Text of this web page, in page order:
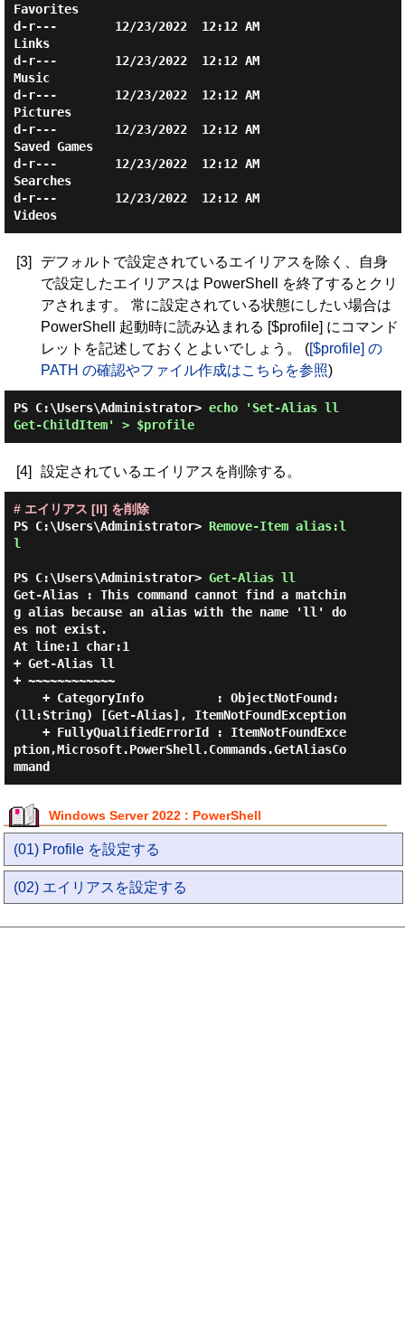
Favorites
d-r---        12/23/2022  12:12 AM
Links
d-r---        12/23/2022  12:12 AM
Music
d-r---        12/23/2022  12:12 AM
Pictures
d-r---        12/23/2022  12:12 AM
Saved Games
d-r---        12/23/2022  12:12 AM
Searches
d-r---        12/23/2022  12:12 AM
Videos
[3]
デフォルトで設定されているエイリアスを除く、自身
で設定したエイリアスは PowerShell を終了するとクリ
アされます。 常に設定されている状態にしたい場合は
PowerShell 起動時に読み込まれる [$profile] にコマンド
レットを記述しておくとよいでしょう。 ([$profile] の
PATH の確認やファイル作成はこちらを参照)
PS C:\Users\Administrator> echo 'Set-Alias ll
Get-ChildItem' > $profile
[4] 設定されているエイリアスを削除する。
# エイリアス [ll] を削除
PS C:\Users\Administrator> Remove-Item alias:l
l
PS C:\Users\Administrator> Get-Alias ll
Get-Alias : This command cannot find a matchin
g alias because an alias with the name 'll' do
es not exist.
At line:1 char:1
+ Get-Alias ll
+ ~~~~~~~~~~~~
(ll:String) [Get-Alias], ItemNotFoundException
ption,Microsoft.PowerShell.Commands.GetAliasCo
Windows Server 2022 : PowerShell
(01) Profile を設定する
(02) エイリアスを設定する